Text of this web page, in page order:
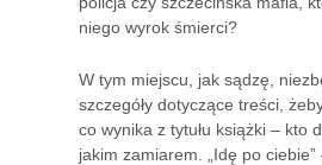
niego wyrok śmierci?
W tym miejscu, jak sądzę,
szczegóły dotyczące treści,
co wynika z tytułu książki – kto
jakim zamiarem. „Idę po